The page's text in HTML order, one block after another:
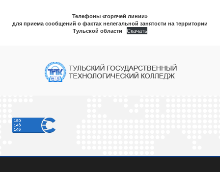
Телефоны «горячей линии»
для приема сообщений о фактах нелегальной занятости на территории
Тульской области
Скачать